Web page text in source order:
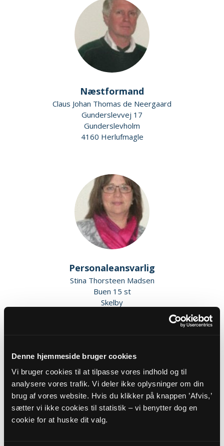
Denne hjemmeside bruger cookies
Vi bruger cookies til at tilpasse vores indhold og til
analysere vores trafik. Vi deler ikke oplysninger om din
brug af vores website. Hvis du klikker på knappen ’Afvis,’
sætter vi ikke cookies til statistik – vi benytter dog en
cookie for at huske dit valg.
Næstformand
Claus Johan Thomas de Neergaard
Gunderslevvej 17
Gunderslevholm
4160 Herlufmagle
Personaleansvarlig
Stina Thorsteen Madsen
Buen 15 st
Skelby